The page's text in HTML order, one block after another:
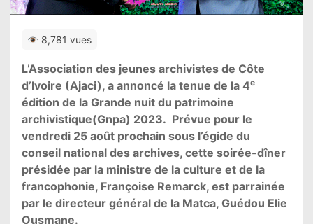
8,781 vues
L’Association des jeunes archivistes de Côte
d’Ivoire (Ajaci), a annoncé la tenue de la 4e
édition de la Grande nuit du patrimoine
archivistique(Gnpa) 2023. Prévue pour le
vendredi 25 août prochain sous l’égide du
conseil national des archives, cette soirée-dîner
présidée par la ministre de la culture et de la
francophonie, Françoise Remarck, est parrainée
par le directeur général de la Matca, Guédou Elie
Ousmane.